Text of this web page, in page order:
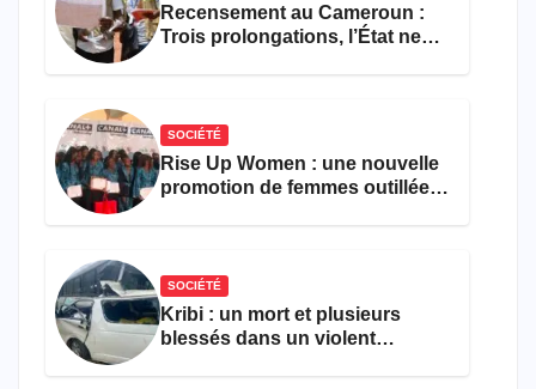
Recensement au Cameroun :
Trois prolongations, l’État ne
SOCIÉTÉ
Rise Up Women : une nouvelle
promotion de femmes outillées
SOCIÉTÉ
Kribi : un mort et plusieurs
blessés dans un violent